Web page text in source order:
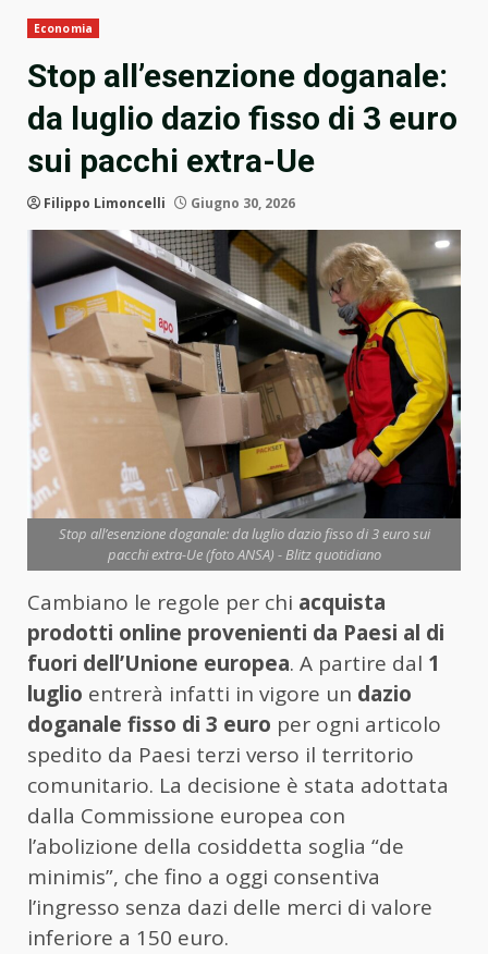
Economia
Stop all’esenzione doganale:
da luglio dazio fisso di 3 euro
sui pacchi extra-Ue
Filippo Limoncelli Giugno 30, 2026
Stop all’esenzione doganale: da luglio dazio fisso di 3 euro sui
pacchi extra-Ue (foto ANSA) - Blitz quotidiano
Cambiano le regole per chi acquista
prodotti online provenienti da Paesi al di
fuori dell’Unione europea. A partire dal 1
luglio entrerà infatti in vigore un dazio
doganale fisso di 3 euro per ogni articolo
spedito da Paesi terzi verso il territorio
comunitario. La decisione è stata adottata
dalla Commissione europea con
l’abolizione della cosiddetta soglia “de
minimis”, che fino a oggi consentiva
l’ingresso senza dazi delle merci di valore
inferiore a 150 euro.